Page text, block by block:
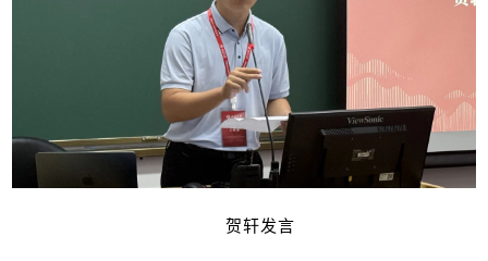
贺轩发言